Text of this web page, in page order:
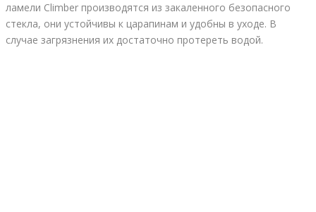
ламели Climber производятся из закаленного безопасного
стекла, они устойчивы к царапинам и удобны в уходе. В
случае загрязнения их достаточно протереть водой.